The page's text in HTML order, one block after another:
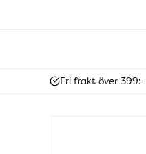
Fri frakt över 399:-